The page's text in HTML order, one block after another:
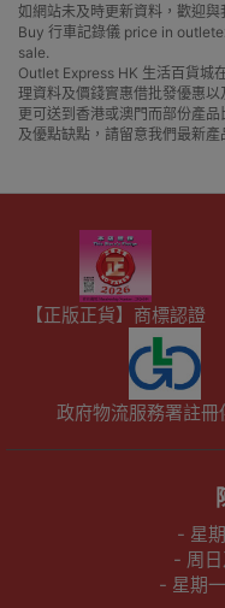
如網站未及時更新資料，歡迎與
Buy 行車記錄儀 price in
sale.
Outlet Express HK 生活百貨城
理資料及價錢實惠借批發優惠以
更可送到香港或澳門而部份產
及優點缺點，請留意我們最新產
【正版正貨】商標認證
政府物流服務署註冊
- 星
- 周
- 星期